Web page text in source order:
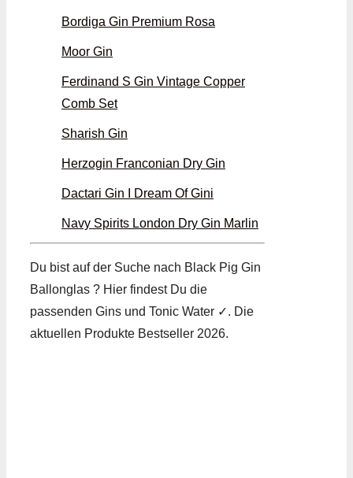
Bordiga Gin Premium Rosa
Moor Gin
Ferdinand S Gin Vintage Copper
Comb Set
Sharish Gin
Herzogin Franconian Dry Gin
Dactari Gin I Dream Of Gini
Navy Spirits London Dry Gin Marlin
Du bist auf der Suche nach Black Pig Gin
Ballonglas ? Hier findest Du die
passenden Gins und Tonic Water ✓. Die
aktuellen Produkte Bestseller 2026.